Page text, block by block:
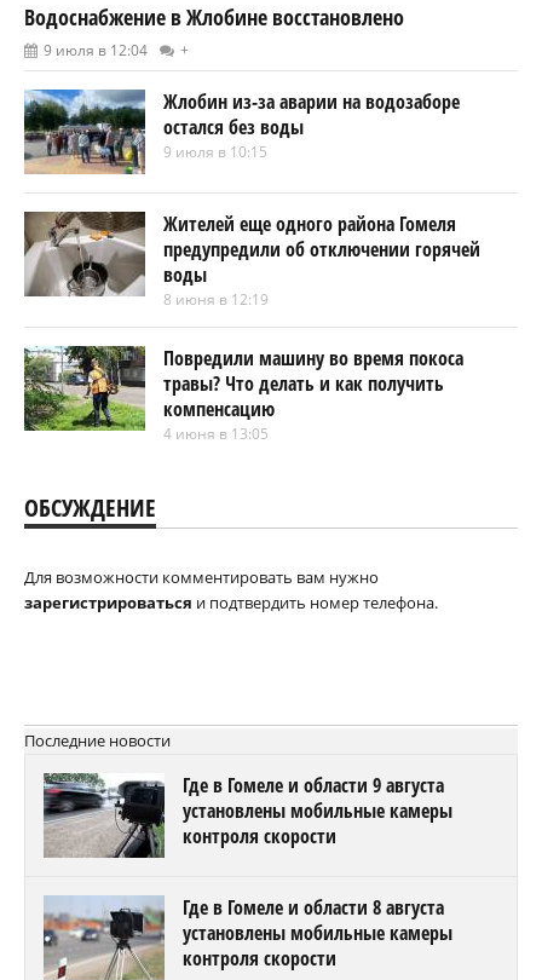
Водоснабжение в Жлобине восстановлено
9 июля в 12:04 +
Жлобин из-за аварии на водозаборе
остался без воды
9 июля в 10:15
Жителей еще одного района Гомеля
предупредили об отключении горячей
воды
8 июня в 12:19
Повредили машину во время покоса
травы? Что делать и как получить
компенсацию
4 июня в 13:05
ОБСУЖДЕНИЕ
Для возможности комментировать вам нужно
зарегистрироваться и подтвердить номер телефона.
Последние новости
Где в Гомеле и области 9 августа
установлены мобильные камеры
контроля скорости
Где в Гомеле и области 8 августа
установлены мобильные камеры
контроля скорости